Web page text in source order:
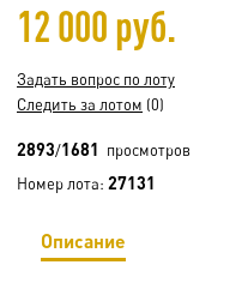
12 000 руб.
Задать вопрос по лоту
Следить за лотом (0)
2893/1681 просмотров
Номер лота: 27131
Описание